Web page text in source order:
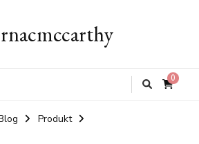
0
Produkt